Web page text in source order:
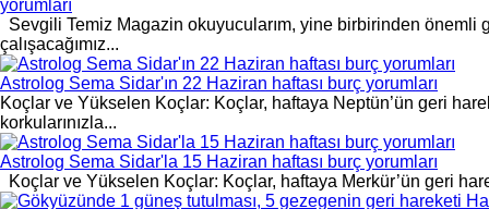
yorumları
Sevgili Temiz Magazin okuyucularım, yine birbirinden
çalışacağımız...
Astrolog Sema Sidar'ın 22 Haziran haftası burç yorumları
Koçlar ve Yükselen Koçlar: Koçlar, haftaya Neptün’ün geri
korkularınızla...
Astrolog Sema Sidar'la 15 Haziran haftası burç yorumları
Koçlar ve Yükselen Koçlar: Koçlar, haftaya Merkür’ün geri